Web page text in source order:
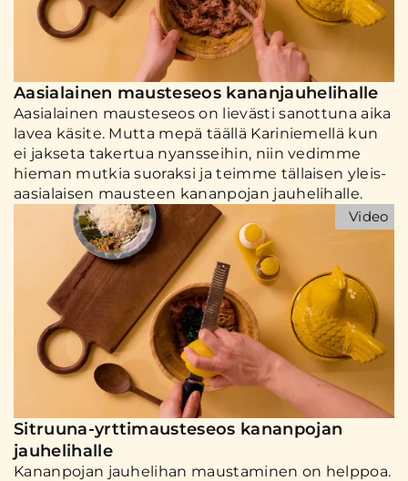
Aasialainen mausteseos kananjauhelihalle
Aasialainen mausteseos on lievästi sanottuna aika
lavea käsite. Mutta mepä täällä Kariniemellä kun
ei jakseta takertua nyansseihin, niin vedimme
hieman mutkia suoraksi ja teimme tällaisen yleis-
aasialaisen mausteen kananpojan jauhelihalle.
Sitruuna-yrttimausteseos kananpojan
jauhelihalle
Kananpojan jauhelihan maustaminen on helppoa.